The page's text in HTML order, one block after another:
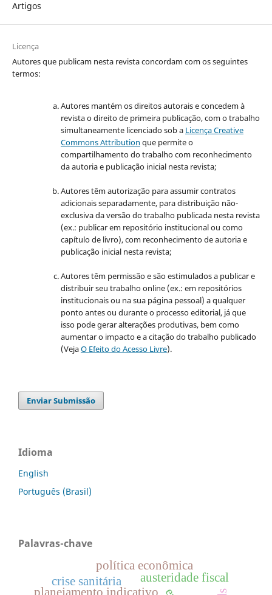
Artigos
Licença
Autores que publicam nesta revista concordam com os seguintes
termos:
Autores mantém os direitos autorais e concedem à
revista o direito de primeira publicação, com o trabalho
simultaneamente licenciado sob a Licença Creative
Commons Attribution que permite o
compartilhamento do trabalho com reconhecimento
da autoria e publicação inicial nesta revista;
Autores têm autorização para assumir contratos
adicionais separadamente, para distribuição não-
exclusiva da versão do trabalho publicada nesta revista
(ex.: publicar em repositório institucional ou como
capítulo de livro), com reconhecimento de autoria e
publicação inicial nesta revista;
Autores têm permissão e são estimulados a publicar e
distribuir seu trabalho online (ex.: em repositórios
institucionais ou na sua página pessoal) a qualquer
ponto antes ou durante o processo editorial, já que
isso pode gerar alterações produtivas, bem como
aumentar o impacto e a citação do trabalho publicado
(VejaO Efeito do Acesso Livre).
Enviar Submissão
Idioma
English
Português (Brasil)
Palavras-chave
planejamento indicativo
austeridade fiscal
crise sanitária
política econômica